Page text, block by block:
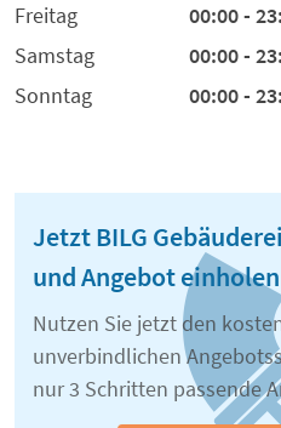
Freitag
00:00 -
Samstag
00:00 -
Sonntag
00:00 -
Jetzt BILG
und Angebot einholen
Nutzen Sie jetzt den
unverbindlichen
nur 3 Schritten passende